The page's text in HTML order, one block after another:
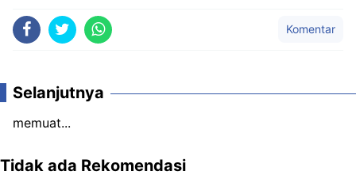
Komentar
Selanjutnya
memuat...
Tidak ada Rekomendasi